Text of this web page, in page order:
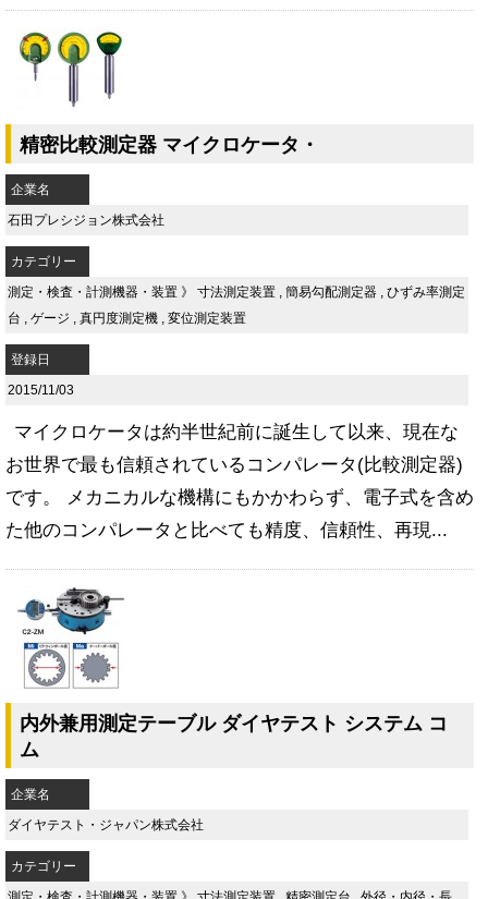
精密比較測定器 マイクロケータ・
企業名
石田プレシジョン株式会社
カテゴリー
測定・検査・計測機器・装置 》 寸法測定装置 , 簡易勾配測定器 , ひずみ率測定
台 , ゲージ , 真円度測定機 , 変位測定装置
登録日
2015/11/03
マイクロケータは約半世紀前に誕生して以来、現在な
お世界で最も信頼されているコンパレータ(比較測定器)
です。 メカニカルな機構にもかかわらず、電子式を含め
た他のコンパレータと比べても精度、信頼性、再現...
内外兼用測定テーブル ダイヤテスト システム コ
ム
企業名
ダイヤテスト・ジャパン株式会社
カテゴリー